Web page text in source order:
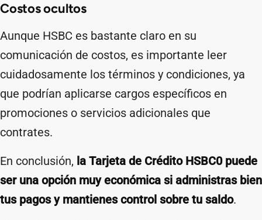
Costos ocultos
Aunque HSBC es bastante claro en su
comunicación de costos, es importante leer
cuidadosamente los términos y condiciones, ya
que podrían aplicarse cargos específicos en
promociones o servicios adicionales que
contrates.
En conclusión, la Tarjeta de Crédito HSBC0 puede
ser una opción muy económica si administras bien
tus pagos y mantienes control sobre tu saldo.